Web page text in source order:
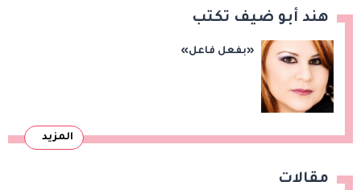
هند أبو ضيف تكتب
«بفعل فاعل»
المزيد
مقالات